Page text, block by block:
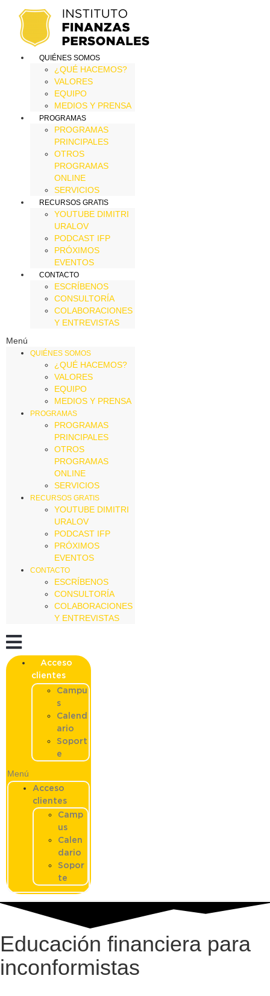
QUIÉNES SOMOS
¿QUÉ HACEMOS?
VALORES
EQUIPO
MEDIOS Y PRENSA
PROGRAMAS
PROGRAMAS
PRINCIPALES
OTROS
PROGRAMAS
ONLINE
SERVICIOS
RECURSOS GRATIS
YOUTUBE DIMITRI
URALOV
PODCAST IFP
PRÓXIMOS
EVENTOS
CONTACTO
ESCRÍBENOS
CONSULTORÍA
COLABORACIONES
Y ENTREVISTAS
Menú
QUIÉNES SOMOS
¿QUÉ HACEMOS?
VALORES
EQUIPO
MEDIOS Y PRENSA
PROGRAMAS
PROGRAMAS
PRINCIPALES
OTROS
PROGRAMAS
ONLINE
SERVICIOS
RECURSOS GRATIS
YOUTUBE DIMITRI
URALOV
PODCAST IFP
PRÓXIMOS
EVENTOS
CONTACTO
ESCRÍBENOS
CONSULTORÍA
COLABORACIONES
Y ENTREVISTAS
Acceso
clientes
Campu
s
Calend
ario
Soport
e
Menú
Acceso
clientes
Camp
us
Calen
dario
Sopor
te
Educación financiera para
inconformistas